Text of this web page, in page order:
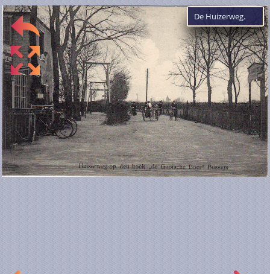
De Huizerweg.